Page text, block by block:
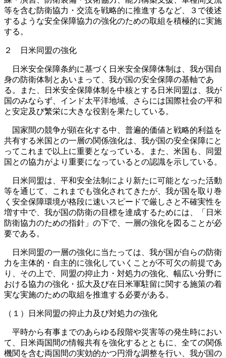
等を含む防衛協力・交流を戦略的に推進するなど、３で後述
するような安全保障協力の強化のための取組を積極的に実施
する。
２ 日米同盟の強化
日米安全保障条約に基づく日米安全保障体制は、我が国自
身の防衛体制とあいまって、我が国の安全保障の基軸であ
る。また、日米安全保障体制を中核とする日米同盟は、我が
国のみならず、インド太平洋地域、さらには国際社会の平和
と安定及び繁栄に大きな役割を果たしている。
国家間の競争が顕在化する中、普遍的価値と戦略的利益を
共有する米国との一層の関係強化は、我が国の安全保障にと
ってこれまで以上に重要となっている。また、米国も、同盟
国との協力がより重要になっているとの認識を示している。
日米同盟は、平和安全法制により新たに可能となった活動
等を通じて、これまでも強化されてきたが、我が国を取り巻
く安全保障環境が格段に速いスピードで厳しさと不確実性を
増す中で、我が国の防衛の目標を達成するためには、「日米
防衛協力のための指針」の下で、一層の強化を図ることが必
要である。
日米同盟の一層の強化に当たっては、我が国が自らの防衛
力を主体的・自主的に強化していくことが不可欠の前提であ
り、その上で、同盟の抑止力・対処力の強化、幅広い分野に
おける協力の強化・拡大及び在日米軍駐留に関する施策の着
実な実施のための取組を推進する必要がある。
（１）日米同盟の抑止力及び対処力の強化
平時から有事までのあらゆる段階や災害等の発生時におい
て、日米両国間の情報共有を強化するとともに、全ての関係
機関を含む両国間の実効的かつ円滑な調整を行い、我が国の